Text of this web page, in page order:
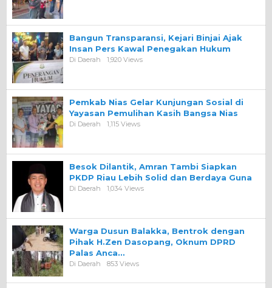
Bangun Transparansi, Kejari Binjai Ajak
Insan Pers Kawal Penegakan Hukum
Di Daerah 1,920 Views
Pemkab Nias Gelar Kunjungan Sosial di
Yayasan Pemulihan Kasih Bangsa Nias
Di Daerah 1,115 Views
Besok Dilantik, Amran Tambi Siapkan
PKDP Riau Lebih Solid dan Berdaya Guna
Di Daerah 1,034 Views
Warga Dusun Balakka, Bentrok dengan
Pihak H.Zen Dasopang, Oknum DPRD
Palas Anca…
Di Daerah 853 Views